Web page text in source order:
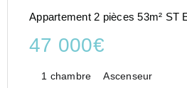
Appartement 2 pièces 53m² ST
47 000€
1 chambre Ascenseur